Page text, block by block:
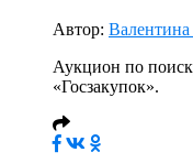
Автор:
Аукцион по
«Госзакупок».